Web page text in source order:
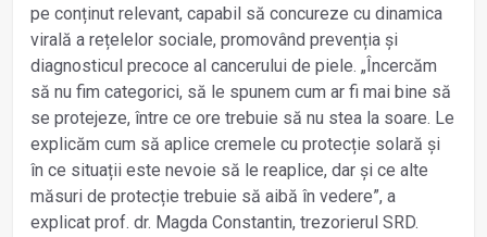
pe conținut relevant, capabil să concureze cu dinamica
virală a rețelelor sociale, promovând prevenția și
diagnosticul precoce al cancerului de piele. „Încercăm
să nu fim categorici, să le spunem cum ar fi mai bine să
se protejeze, între ce ore trebuie să nu stea la soare. Le
explicăm cum să aplice cremele cu protecție solară și
în ce situații este nevoie să le reaplice, dar și ce alte
măsuri de protecție trebuie să aibă în vedere”, a
explicat prof. dr. Magda Constantin, trezorierul SRD.